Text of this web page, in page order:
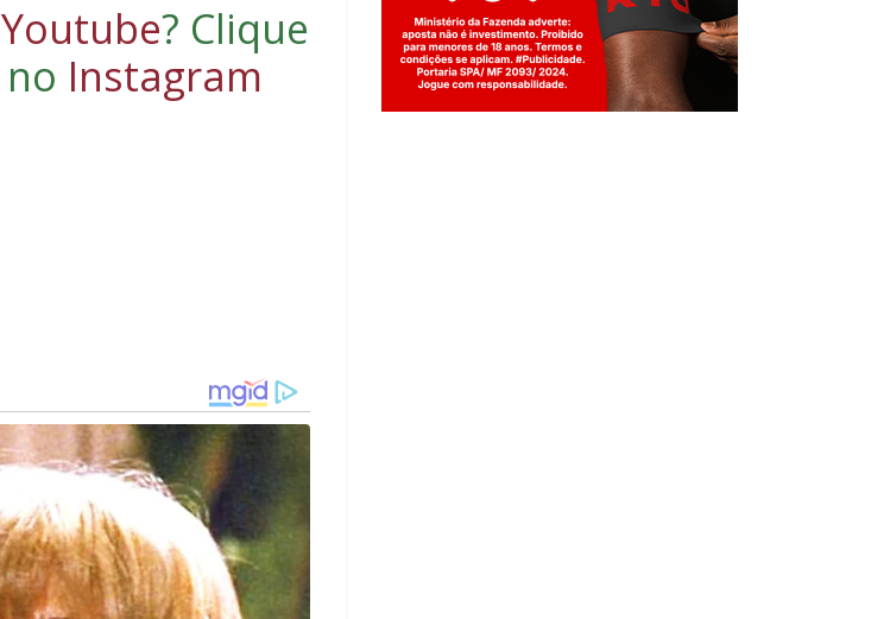
Youtube? Clique
Instagram
Jogue com responsabilidade. 18+